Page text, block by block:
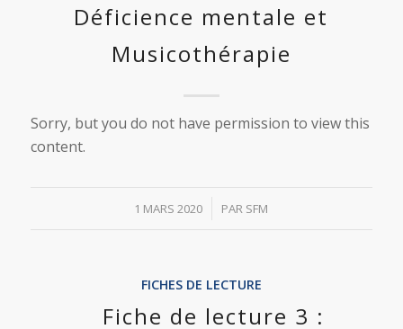
Déficience mentale et
Musicothérapie
Sorry, but you do not have permission to view this
content.
1 MARS 2020
/ PAR SFM
FICHES DE LECTURE
Fiche de lecture 3 :